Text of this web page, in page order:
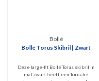
Bollé
Bollé Torus Skibril | Zwart
Deze large-fit Bollé Torus skibril in
mat zwart heeft een Torische